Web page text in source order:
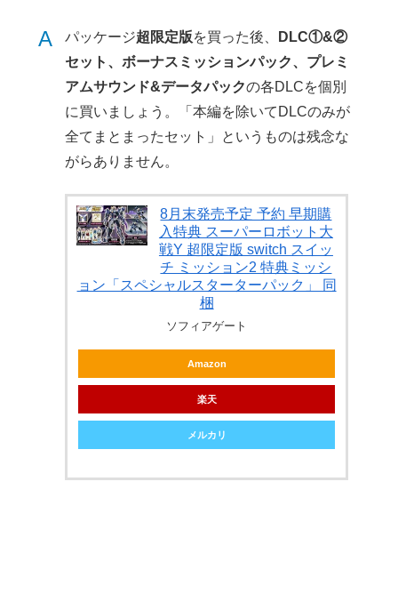
A パッケージ超限定版を買った後、
DLC①&②
セット、ボーナスミッションパック、プレミ
アムサウンド&データパックの各DLCを個別
に買いましょう。「本編を除いてDLCのみが
全てまとまったセット」というものは残念な
がらありません。
8月末発売予定 予約 早期購
入特典 スーパーロボット大
戦Y 超限定版 switch スイッ
チ ミッション2 特典ミッシ
ョン「スペシャルスターターパック」 同
梱
ソフィアゲート
Amazon
楽天
メルカリ